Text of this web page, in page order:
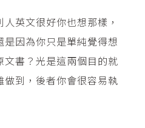
英文很好你也想那樣，
因為你只是單純覺得想
書？光是這兩個目的就
到，後者你會很容易執